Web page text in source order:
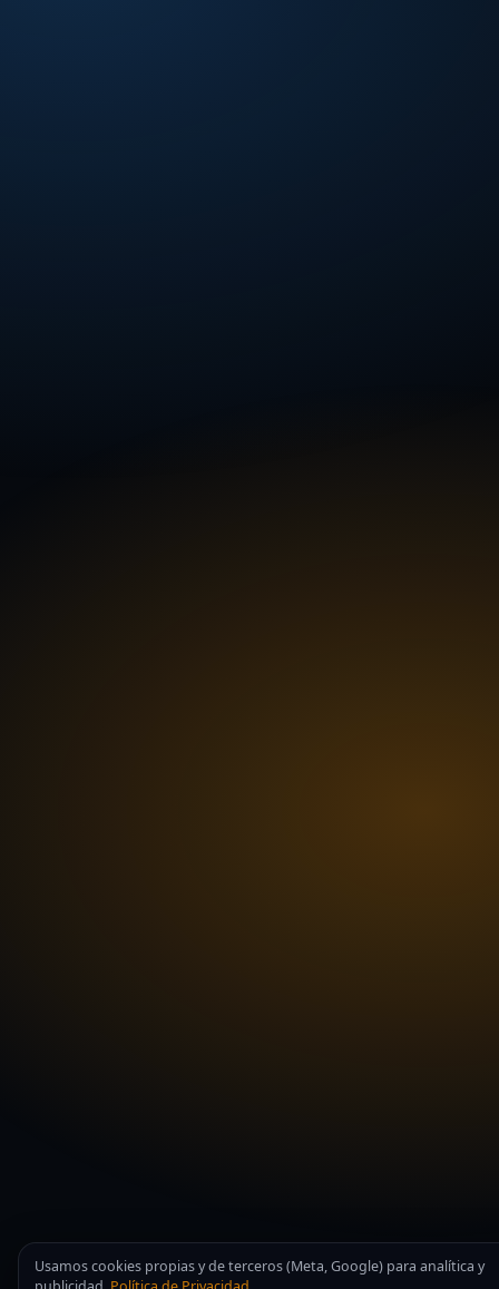
Usamos cookies propias y de terceros (Meta, Google) para analítica y